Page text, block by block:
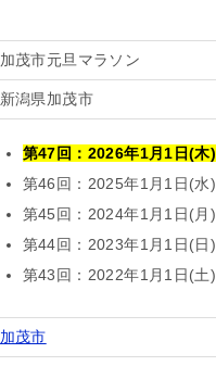
加茂市元旦マラソン
新潟県加茂市
第47回：2026年1月1日(木)
第46回：2025年1月1日(水)
第45回：2024年1月1日(月)
第44回：2023年1月1日(日)
第43回：2022年1月1日(土)
加茂市